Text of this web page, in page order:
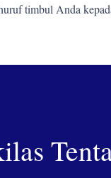
timbul Anda